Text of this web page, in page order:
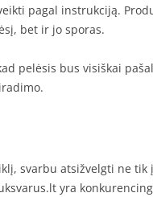
pagal instrukciją.
bet ir jo sporas.
pelėsis bus visiškai
svarbu atsižvelgti ne
yra